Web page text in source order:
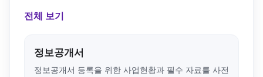
전체 보기
정보공개서
정보공개서 등록을 위한 사업현황과 필수 자료를 사전